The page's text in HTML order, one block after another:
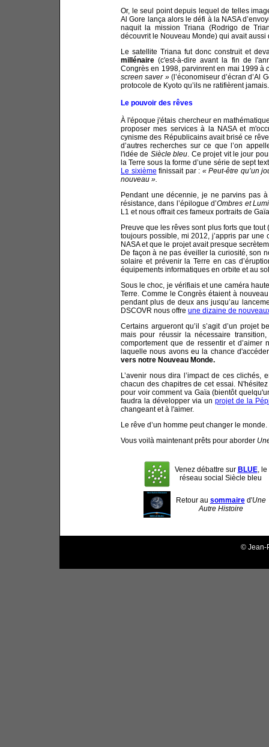
Or, le seul point depuis lequel de telles
Al Gore lança alors le défi à la NASA
naquit la mission Triana (Rodrigo de
découvrit le Nouveau Monde) qui avait aussi
Le satellite Triana fut donc construit et
millénaire (c'est-à-dire avant la fin de
Congrès en 1998, parvinrent en mai 1999 à
screen saver » (l’économiseur d’écran d’Al
protocole de Kyoto qu’ils ne ratifièrent jamais.
Le pouvoir des rêves
À l'époque j'étais chercheur en
proposer mes services à la NASA et
cynisme des Républicains avait brisé ce
d’autres recherches sur ce que l’on
l'idée de Siècle bleu. Ce projet vit le jour
la Terre sous la forme d’une série de sept
Le sixième finissait par : « Peut-être qu’un
nouveau ».
Pendant une décennie, je ne parvins pas
résistance, dans l’épilogue d’Ombres et
L1 et nous offrait ces fameux portraits de
Preuve que les rêves sont plus forts que
toujours possible, mi 2012, j’appris par
NASA et que le projet avait presque
De façon à ne pas éveiller la curiosité, son
solaire et prévenir la Terre en cas
équipements informatiques en orbite et au
Sous le choc, je vérifiais et une caméra
Terre. Comme le Congrès étaient à
pendant plus de deux ans jusqu’au
DSCOVR nous offre une dizaine de
Certains argueront qu’il s’agit d’un projet
mais pour réussir la nécessaire
comportement que de ressentir et
laquelle nous avons eu la chance
vers notre Nouveau Monde.
L’avenir nous dira l’impact de ces clichés,
chacun des chapitres de cet essai.
pour voir comment va Gaïa (bientôt
faudra la développer via unprojet de la
changeant et à l'aimer.
Le rêve d’un homme peut changer le
Vous voilà maintenant prêts pour aborder
Venez débattre sur BLUE, le
réseau social Siècle bleu
Retour au sommaired'Une
Autre Histoire
© Jean-